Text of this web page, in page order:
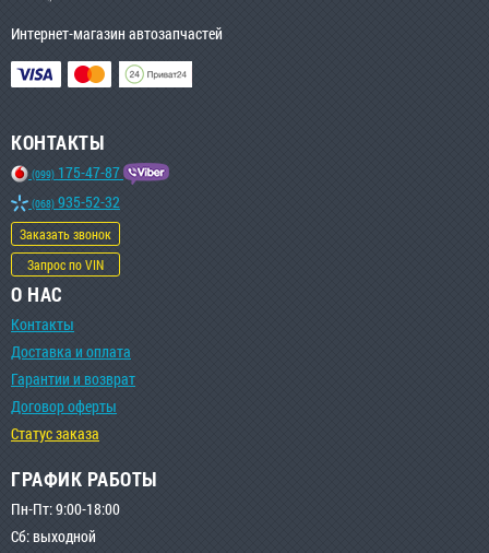
Интернет-магазин автозапчастей
КОНТАКТЫ
(099) 175-47-87
(068) 935-52-32
Заказать звонок
Запрос по VIN
О НАС
Контакты
Доставка и оплата
Гарантии и возврат
Договор оферты
Статус заказа
ГРАФИК РАБОТЫ
Пн-Пт: 9:00-18:00
Сб: выходной